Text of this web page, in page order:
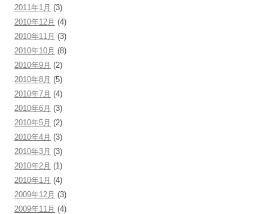
2011年1月 (3)
2010年12月 (4)
2010年11月 (3)
2010年10月 (8)
2010年9月 (2)
2010年8月 (5)
2010年7月 (4)
2010年6月 (3)
2010年5月 (2)
2010年4月 (3)
2010年3月 (3)
2010年2月 (1)
2010年1月 (4)
2009年12月 (3)
2009年11月 (4)